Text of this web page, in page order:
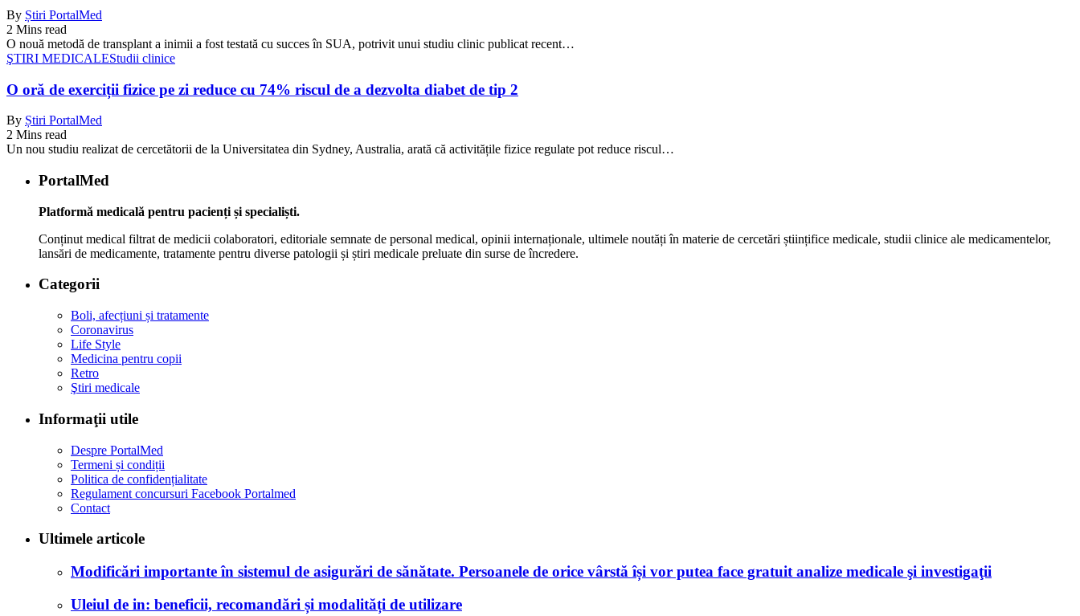
By Știri PortalMed
2 Mins read
O nouă metodă de transplant a inimii a fost testată cu succes în SUA, potrivit unui studiu clinic publicat recent…
ŞTIRI MEDICALEStudii clinice
O oră de exerciții fizice pe zi reduce cu 74% riscul de a dezvolta diabet de tip 2
By Știri PortalMed
2 Mins read
Un nou studiu realizat de cercetătorii de la Universitatea din Sydney, Australia, arată că activitățile fizice regulate pot reduce riscul…
PortalMed
Platformă medicală pentru pacienți și specialiști.
Conținut medical filtrat de medicii colaboratori, editoriale semnate de personal medical, opinii internaționale, ultimele noutăți în materie de cercetări științifice medicale, studii clinice ale medicamentelor,
lansări de medicamente, tratamente pentru diverse patologii și știri medicale preluate din surse de încredere.
Categorii
Boli, afecțiuni și tratamente
Coronavirus
Life Style
Medicina pentru copii
Retro
Ştiri medicale
Informaţii utile
Despre PortalMed
Termeni și condiții
Politica de confidențialitate
Regulament concursuri Facebook Portalmed
Contact
Ultimele articole
Modificări importante în sistemul de asigurări de sănătate. Persoanele de orice vârstă își vor putea face gratuit analize medicale şi investigaţii
Uleiul de in: beneficii, recomandări și modalități de utilizare